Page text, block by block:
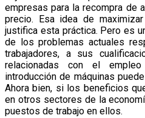
empresas para la recompra de
precio. Esa idea de
justifica esta práctica. Pero es
de los problemas actuales
trabajadores, a sus
relacionadas con el
introducción de máquinas
Ahora bien, si los beneficios
en otros sectores de la
puestos de trabajo en ellos.